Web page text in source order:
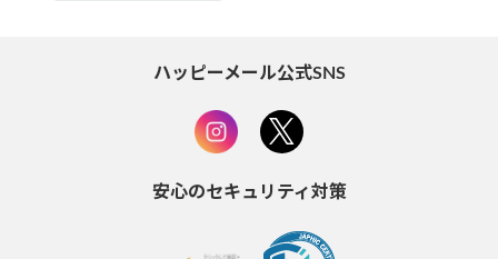
ハッピーメール公式SNS
安心のセキュリティ対策